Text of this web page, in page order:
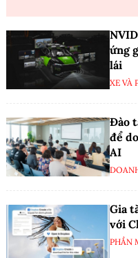
ứng
lái
XE VÀ
Đào
để
AI
Gia
với
PHẦN